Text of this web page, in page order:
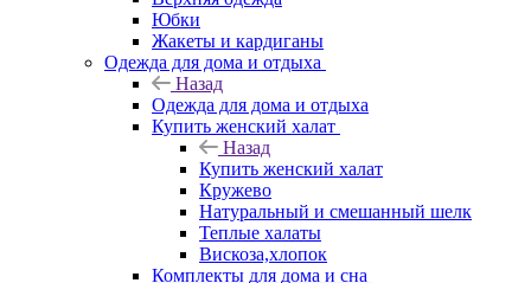
Юбки
Жакеты и кардиганы
Одежда для дома и отдыха
Назад
Одежда для дома и отдыха
Купить женский халат
Назад
Купить женский халат
Кружево
Натуральный и смешанный шелк
Теплые халаты
Вискоза,хлопок
Комплекты для дома и сна